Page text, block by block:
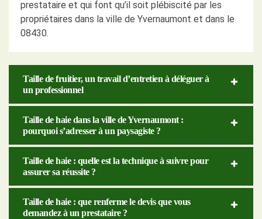
prestataire et qui font qu’il soit plébiscité par les
propriétaires dans la ville de Yvernaumont et dans le
08430.
Taille de fruitier, un travail d’entretien à déléguer à
un professionnel
Taille de haie dans la ville de Yvernaumont :
pourquoi s’adresser à un paysagiste ?
Taille de haie : quelle est la technique à suivre pour
assurer sa réussite ?
Taille de haie : que renferme le devis que vous
demandez à un prestataire ?